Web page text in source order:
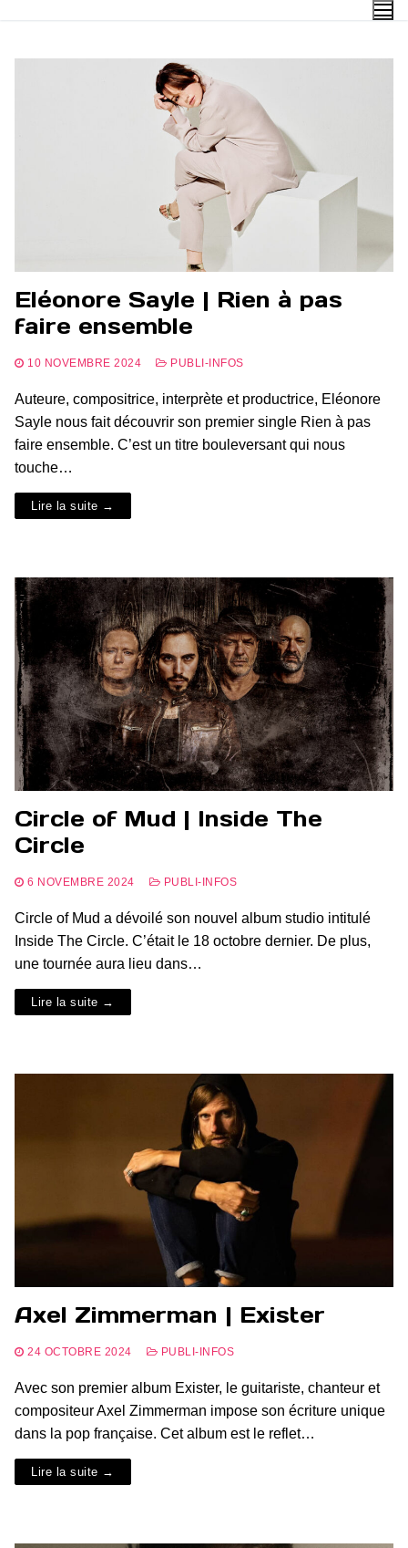
contenu
Eléonore Sayle | Rien à pas
faire ensemble
10 NOVEMBRE 2024 PUBLI-INFOS
Auteure, compositrice, interprète et productrice, Eléonore
Sayle nous fait découvrir son premier single Rien à pas
faire ensemble. C’est un titre bouleversant qui nous
touche…
Lire la suite →
Circle of Mud | Inside The
Circle
6 NOVEMBRE 2024 PUBLI-INFOS
Circle of Mud a dévoilé son nouvel album studio intitulé
Inside The Circle. C’était le 18 octobre dernier. De plus,
une tournée aura lieu dans…
Lire la suite →
Axel Zimmerman | Exister
24 OCTOBRE 2024 PUBLI-INFOS
Avec son premier album Exister, le guitariste, chanteur et
compositeur Axel Zimmerman impose son écriture unique
dans la pop française. Cet album est le reflet…
Lire la suite →